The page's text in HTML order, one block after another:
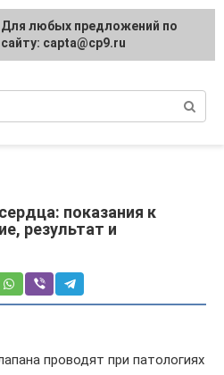
сосудистой
показания к
результат и
проводят при патологиях
Для любых предложений по
сайту: capta@cp9.ru